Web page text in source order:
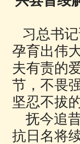
习总书
孕育出伟
夫有责的
节，不畏
坚忍不拔
抚今追
抗日名将